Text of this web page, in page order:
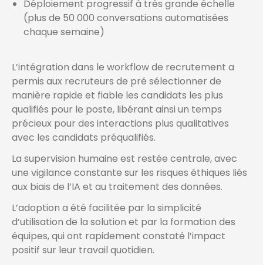
Déploiement progressif à très grande échelle
(plus de 50 000 conversations automatisées
chaque semaine)
L’intégration dans le workflow de recrutement a
permis aux recruteurs de pré sélectionner de
manière rapide et fiable les candidats les plus
qualifiés pour le poste, libérant ainsi un temps
précieux pour des interactions plus qualitatives
avec les candidats préqualifiés.
La supervision humaine est restée centrale, avec
une vigilance constante sur les risques éthiques liés
aux biais de l’IA et au traitement des données.
L’adoption a été facilitée par la simplicité
d’utilisation de la solution et par la formation des
équipes, qui ont rapidement constaté l’impact
positif sur leur travail quotidien.